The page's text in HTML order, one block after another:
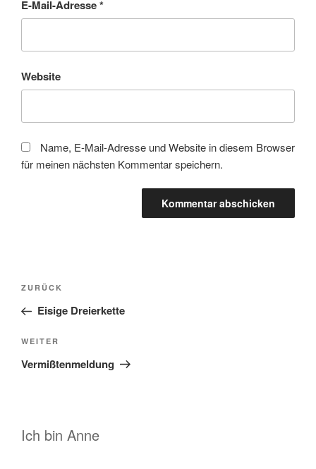
E-Mail-Adresse*
Website
Name, E-Mail-Adresse und Website in diesem Browser
für meinen nächsten Kommentar speichern.
Beitragsnavigation
Vorheriger
Beitrag
ZURÜCK
Eisige Dreierkette
Nächster
Beitrag
WEITER
Vermißtenmeldung
Ich bin Anne